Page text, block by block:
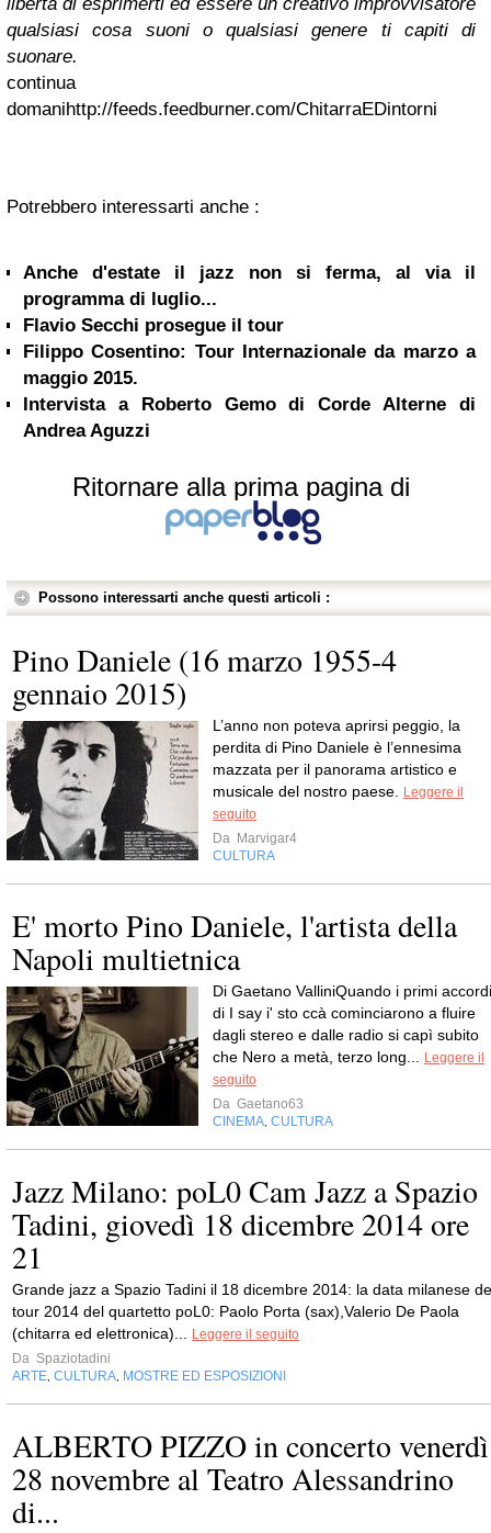
qualsiasi cosa suoni o qualsiasi genere ti capiti di
suonare.
continua
domanihttp://feeds.feedburner.com/ChitarraEDintorni
Potrebbero interessarti anche :
Anche d'estate il jazz non si ferma, al via il
programma di luglio...
Flavio Secchi prosegue il tour
Filippo Cosentino: Tour Internazionale da marzo a
maggio 2015.
Intervista a Roberto Gemo di Corde Alterne di
Andrea Aguzzi
Ritornare alla prima pagina di
Possono interessarti anche questi articoli :
Pino Daniele (16 marzo 1955-4
gennaio 2015)
L’anno non poteva aprirsi peggio, la
perdita di Pino Daniele è l’ennesima
mazzata per il panorama artistico e
musicale del nostro paese.
Leggere il
seguito
Da Marvigar4
CULTURA
E' morto Pino Daniele, l'artista della
Napoli multietnica
Di Gaetano ValliniQuando i primi accordi
di I say i' sto ccà cominciarono a fluire
dagli stereo e dalle radio si capì subito
che Nero a metà, terzo long...
Leggere il
seguito
Da Gaetano63
CINEMA CULTURA
Jazz Milano: poL0 Cam Jazz a Spazio
Tadini, giovedì 18 dicembre 2014 ore
21
Grande jazz a Spazio Tadini il 18 dicembre 2014: la data milanese
tour 2014 del quartetto poL0: Paolo Porta (sax),Valerio De Paola
(chitarra ed elettronica)...
Leggere il seguito
Da Spaziotadini
ARTE CULTURA MOSTRE ED ESPOSIZIONI
ALBERTO PIZZO in concerto venerdì
28 novembre al Teatro Alessandrino
di...